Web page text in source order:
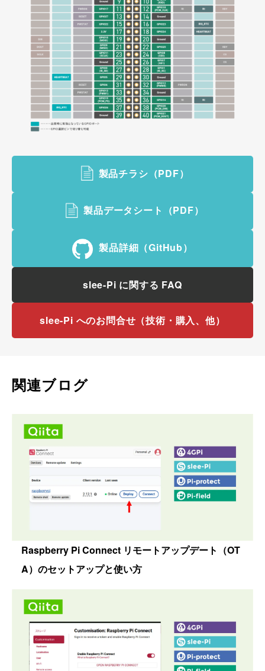
製品チラシ（PDF）
製品データシート（PDF）
製品詳細（GitHub）
slee-Pi に関する FAQ
slee-Pi へのお問合せ（技術・購入、他）
関連ブログ
Raspberry Pi Connect リモートアップデート（OT
A）のセットアップと使い方